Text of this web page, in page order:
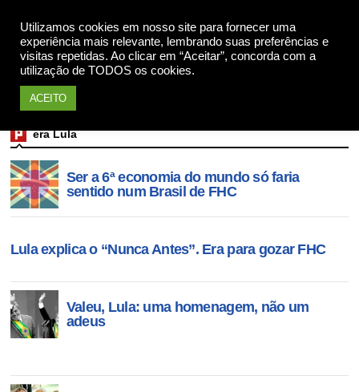
Utilizamos cookies em nosso site para fornecer uma
experiência mais relevante, lembrando suas preferências e
visitas repetidas. Ao clicar em “Aceitar”, concorda com a
utilização de TODOS os cookies.
ACEITO
era Lula
Ser a 6ª economia do mundo só faria
sentido num Brasil de FHC
Lula explica o “Nunca Antes”. Era para gozar FHC
Valeu, Lula: uma homenagem, não um
adeus